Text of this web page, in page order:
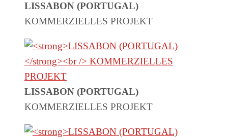
LISSABON (PORTUGAL)
KOMMERZIELLES PROJEKT
LISSABON (PORTUGAL)
KOMMERZIELLES PROJEKT